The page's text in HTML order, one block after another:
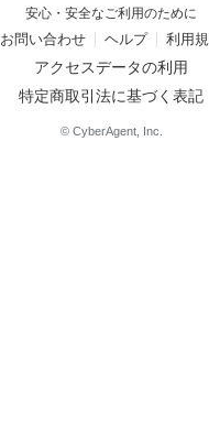
安心・安全なご利用のために
お問い合わせ ヘルプ 利用
アクセスデータの利用
特定商取引法に基づく表記
© CyberAgent, Inc.